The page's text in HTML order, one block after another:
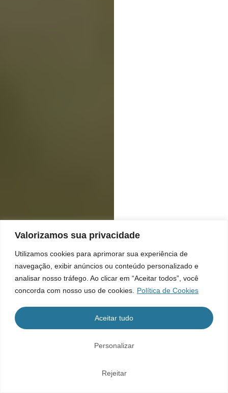
Valorizamos sua privacidade
Utilizamos cookies para aprimorar sua experiência de
navegação, exibir anúncios ou conteúdo personalizado e
analisar nosso tráfego. Ao clicar em “Aceitar todos”, você
concorda com nosso uso de cookies.
Política de Cookies
Personalizar
Rejeitar
Aceitar tudo